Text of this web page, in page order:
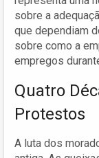
sobre a
que dependiam
sobre como a
empregos
Quatro
Protestos
A luta dos